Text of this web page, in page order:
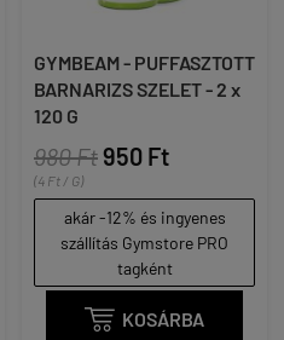
GYMBEAM - PUFFASZTOTT
BARNARIZS SZELET - 2 x
120 G
980 Ft950 Ft
(4 Ft / G)
akár -12% és ingyenes
szállítás Gymstore PRO
tagként
 KOSÁRBA